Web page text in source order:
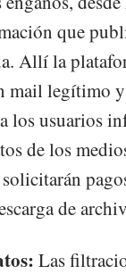
que
Allí la
mail legítimo
los usuarios
de los
de
Las